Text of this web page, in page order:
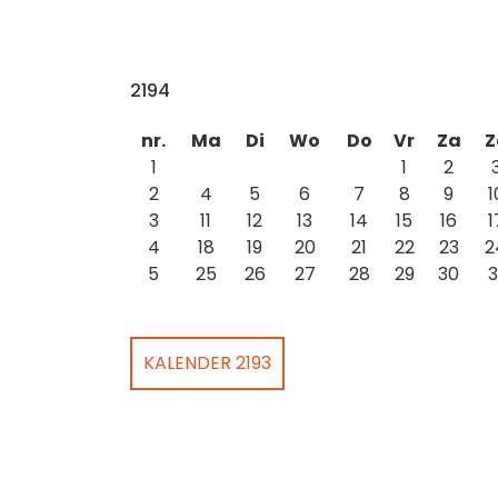
2194
nr.
Ma Di Wo Do Vr Za
1
1 2
2
4 5 6 7 8 9
3
11 12 13 14 15 16
4
18 19 20 21 22 23
5
25 26 27 28 29 30
KALENDER 2193